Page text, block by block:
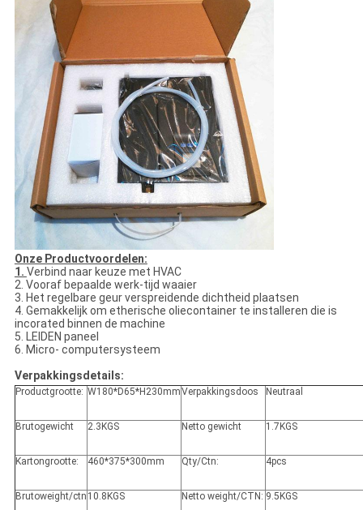
Onze Productvoordelen:
1. Verbind naar keuze met HVAC
2. Vooraf bepaalde werk-tijd waaier
3. Het regelbare geur verspreidende dichtheid plaatsen
4. Gemakkelijk om etherische oliecontainer te installeren die is
incorated binnen de machine
5. LEIDEN paneel
6. Micro- computersysteem
Verpakkingsdetails:
Productgrootte: W180*D65*H230mmVerpakkingsdoos Neutraal
Brutogewicht 2.3KGS Netto gewicht 1.7KGS
Kartongrootte: 460*375*300mm Qty/Ctn: 4pcs
Brutoweight/ctn 10.8KGS Netto weight/CTN: 9.5KGS